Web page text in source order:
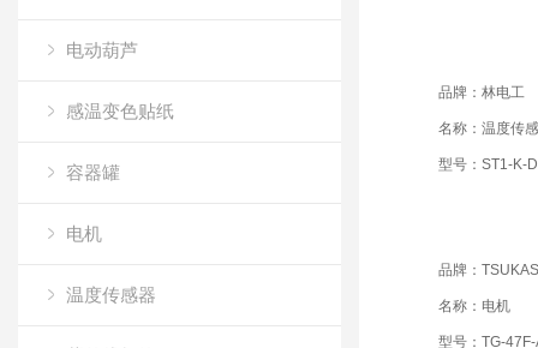
电动葫芦
感温变色贴纸
容器罐
电机
温度传感器
品牌：林电工
名称：温度传
型号：ST1-K-
品牌：
名称：电机
型号：TG-